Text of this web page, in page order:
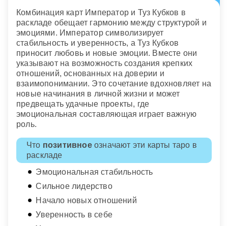
Комбинация карт Император и Туз Кубков в
раскладе обещает гармонию между структурой и
эмоциями. Император символизирует
стабильность и уверенность, а Туз Кубков
приносит любовь и новые эмоции. Вместе они
указывают на возможность создания крепких
отношений, основанных на доверии и
взаимопонимании. Это сочетание вдохновляет на
новые начинания в личной жизни и может
предвещать удачные проекты, где
эмоциональная составляющая играет важную
роль.
Что позитивноеозначают эти карты таро в
раскладе
Эмоциональная стабильность
Сильное лидерство
Начало новых отношений
Уверенность в себе